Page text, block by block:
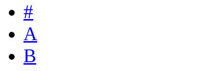
#
A
B